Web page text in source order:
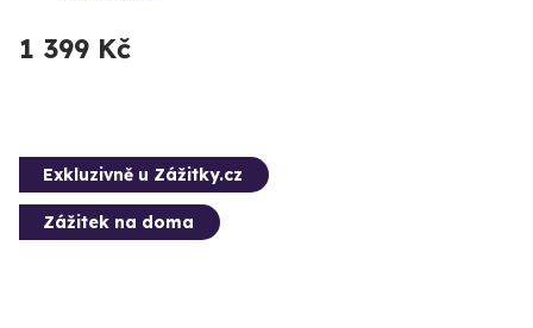
1 399 Kč
Exkluzivně u Zážitky.cz
Zážitek na doma